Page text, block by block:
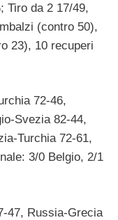
Tiro da 2 17/49,
(contro 50),
23), 10 recuperi
72-46,
Svezia 82-44,
Turchia 72-61,
3/0 Belgio, 2/1
47, Russia-Grecia